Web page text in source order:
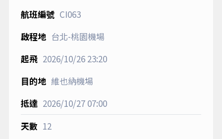
CI063
台北-桃園機場
2026/10/2623:20
維也納機場
2026/10/2707:00
12